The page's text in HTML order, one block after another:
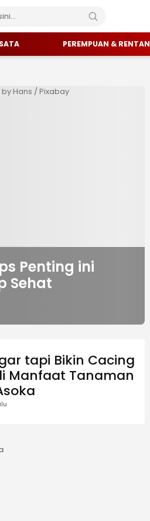
PEREMPUAN & RENTAN
Penting ini
Sehat
tapi Bikin Cacing
Manfaat Tanaman